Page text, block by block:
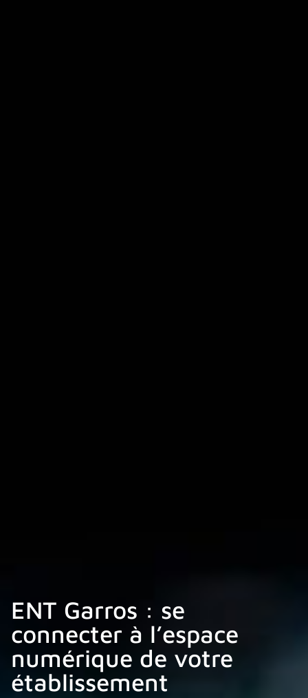
ENT Garros : se
connecter à l’espace
numérique de votre
établissement